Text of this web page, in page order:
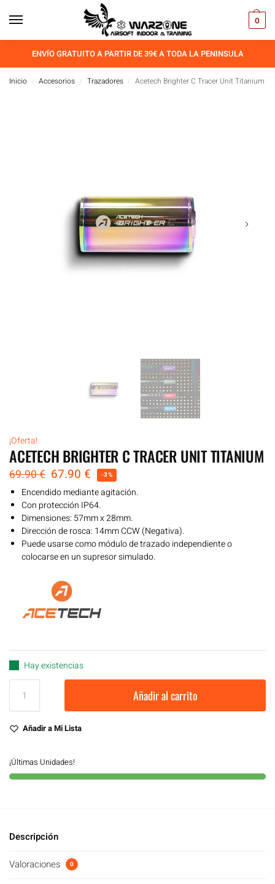
0
ENVÍO GRATUITO A PARTIR DE 39€ A TODA LA PENINSULA
Inicio / Accesorios / Trazadores / Acetech Brighter C Tracer Unit Titanium
¡Oferta!
ACETECH BRIGHTER C TRACER UNIT TITANIUM
69.90€ 67.90 € -3%
Encendido mediante agitación.
Con protección IP64.
Dimensiones: 57mm x 28mm.
Dirección de rosca: 14mm CCW (Negativa).
Puede usarse como módulo de trazado independiente o
colocarse en un supresor simulado.
Hay existencias
Añadir al carrito
Añadir a Mi Lista
¡Últimas Unidades!
Descripción
Valoraciones 0